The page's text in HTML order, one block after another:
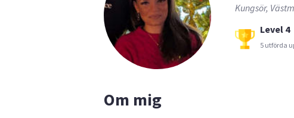
Kungsör,
Level 4
5 utförda
Om mig